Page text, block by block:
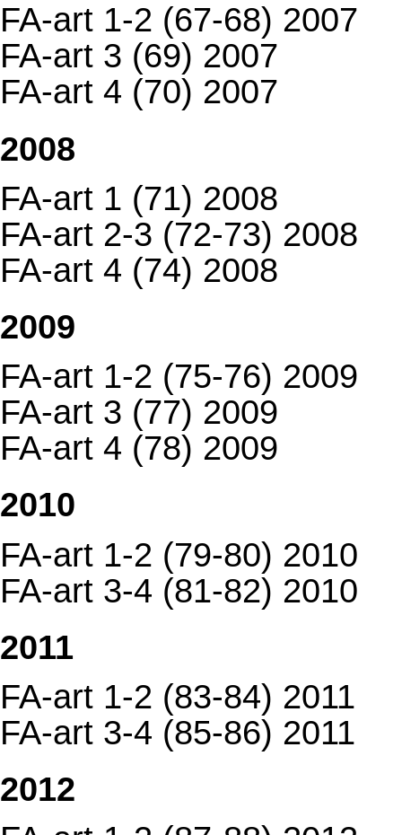
FA-art 1-2 (67-68) 2007
FA-art 3 (69) 2007
FA-art 4 (70) 2007
2008
FA-art 1 (71) 2008
FA-art 2-3 (72-73) 2008
FA-art 4 (74) 2008
2009
FA-art 1-2 (75-76) 2009
FA-art 3 (77) 2009
FA-art 4 (78) 2009
2010
FA-art 1-2 (79-80) 2010
FA-art 3-4 (81-82) 2010
2011
FA-art 1-2 (83-84) 2011
FA-art 3-4 (85-86) 2011
2012